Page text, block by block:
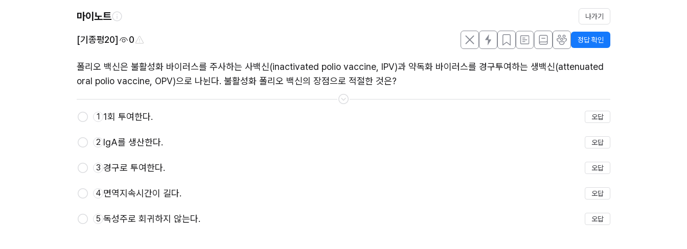
마이노트 나가기
[기종평20] 0 정답 확인
폴리오 백신은 불활성화 바이러스를 주사하는 사백신(inactivated polio vaccine, IPV)과 약독화 바이러스를 경구투여하는 생백신(attenuated
oral polio vaccine, OPV)으로 나뉜다. 불활성화 폴리오 백신의 장점으로 적절한 것은?
저장
1 1회 투여한다. 오답
2 IgA를 생산한다. 오답
3 경구로 투여한다. 오답
4 면역지속시간이 길다. 오답
5 독성주로 회귀하지 않는다. 오답